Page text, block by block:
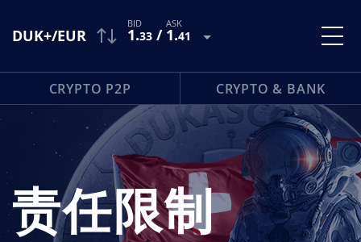
DUK+/EUR 1.33 / 1.41
CRYPTO P2P CRYPTO & BANK
责任限制